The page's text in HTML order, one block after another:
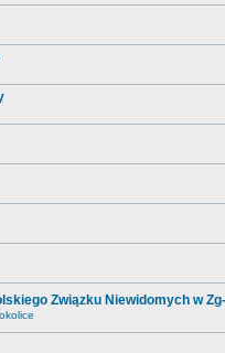
Związku Niewidomych w